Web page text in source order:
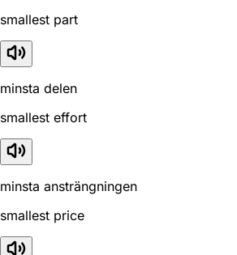
smallest part
minsta delen
smallest effort
minsta ansträngningen
smallest price